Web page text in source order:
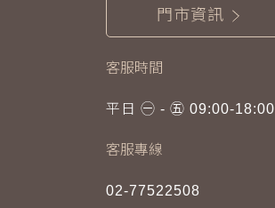
門市資訊
客服時間
平日 ㊀ - ㊄ 09:00-18:00
客服專線
02-77522508